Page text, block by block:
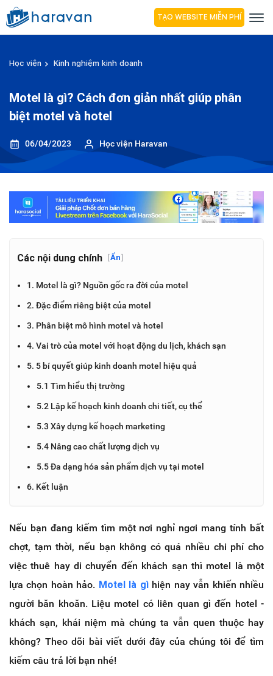
TẠO WEBSITE MIỄN PHÍ
Học viện Kinh nghiệm kinh doanh
Motel là gì? Cách đơn giản nhất giúp phân
biệt motel và hotel
06/04/2023 Học viện Haravan
Các nội dung chính [Ẩn]
1. Motel là gì? Nguồn gốc ra đời của motel
2. Đặc điểm riêng biệt của motel
3. Phân biệt mô hình motel và hotel
4. Vai trò của motel với hoạt động du lịch, khách sạn
5. 5 bí quyết giúp kinh doanh motel hiệu quả
5.1 Tìm hiểu thị trường
5.2 Lập kế hoạch kinh doanh chi tiết, cụ thể
5.3 Xây dựng kế hoạch marketing
5.4 Nâng cao chất lượng dịch vụ
5.5 Đa dạng hóa sản phẩm dịch vụ tại motel
6. Kết luận
Nếu bạn đang kiếm tìm một nơi nghỉ ngơi mang tính bất
chợt, tạm thời, nếu bạn không có quá nhiều chi phí cho
việc thuê hay di chuyển đến khách sạn thì motel là một
lựa chọn hoàn hảo. Motel là gìhiện nay vẫn khiến nhiều
người băn khoăn. Liệu motel có liên quan gì đến hotel -
khách sạn, khái niệm mà chúng ta vẫn quen thuộc hay
không? Theo dõi bài viết dưới đây của chúng tôi để tìm
kiếm câu trả lời bạn nhé!